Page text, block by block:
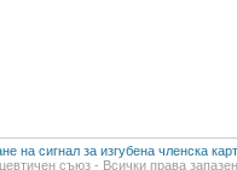
на сигнал за изгубена членска
съюз - Всички права